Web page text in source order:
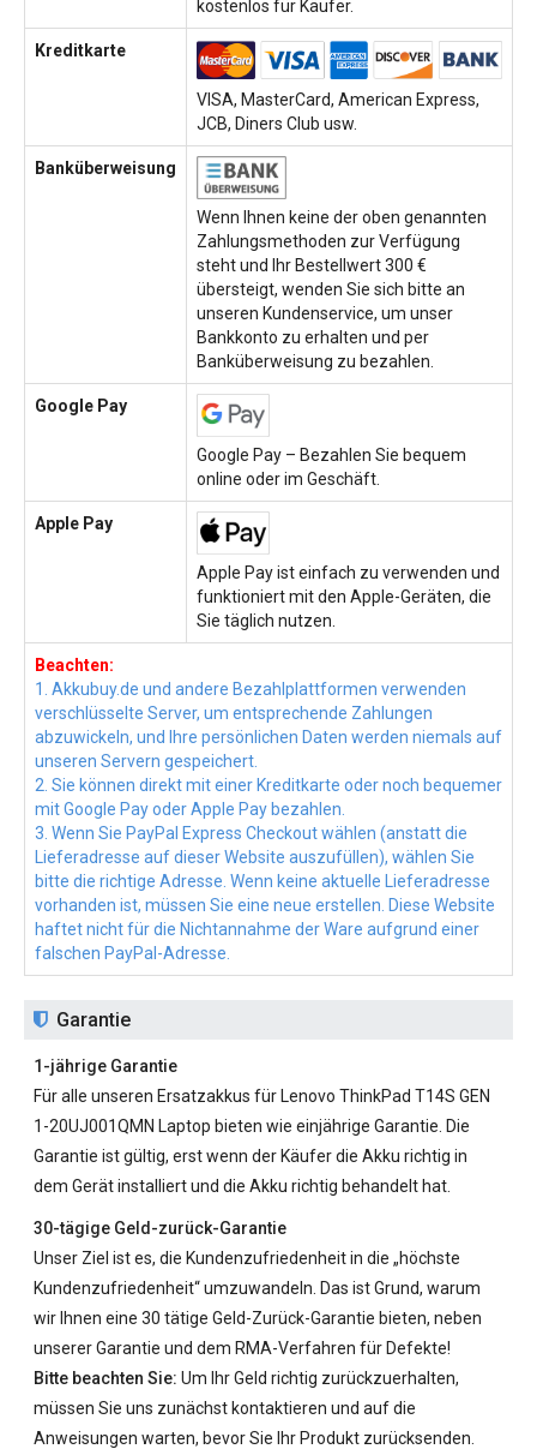
kostenlos für Käufer.
Kreditkarte
VISA, MasterCard, American Express,
JCB, Diners Club usw.
Banküberweisung
Wenn Ihnen keine der oben genannten
Zahlungsmethoden zur Verfügung
steht und Ihr Bestellwert 300 €
übersteigt, wenden Sie sich bitte an
unseren Kundenservice, um unser
Bankkonto zu erhalten und per
Banküberweisung zu bezahlen.
Google Pay
Google Pay – Bezahlen Sie bequem
online oder im Geschäft.
Apple Pay
Apple Pay ist einfach zu verwenden und
funktioniert mit den Apple-Geräten, die
Sie täglich nutzen.
Beachten:
1. Akkubuy.de und andere Bezahlplattformen verwenden
verschlüsselte Server, um entsprechende Zahlungen
abzuwickeln, und Ihre persönlichen Daten werden niemals auf
unseren Servern gespeichert.
2. Sie können direkt mit einer Kreditkarte oder noch bequemer
mit Google Pay oder Apple Pay bezahlen.
3. Wenn Sie PayPal Express Checkout wählen (anstatt die
Lieferadresse auf dieser Website auszufüllen), wählen Sie
bitte die richtige Adresse. Wenn keine aktuelle Lieferadresse
vorhanden ist, müssen Sie eine neue erstellen. Diese Website
haftet nicht für die Nichtannahme der Ware aufgrund einer
falschen PayPal-Adresse.
Garantie
1-jährige Garantie
Für alle unseren Ersatzakkus für Lenovo ThinkPad T14S GEN
1-20UJ001QMN Laptop bieten wie einjährige Garantie. Die
Garantie ist gültig, erst wenn der Käufer die Akku richtig in
dem Gerät installiert und die Akku richtig behandelt hat.
30-tägige Geld-zurück-Garantie
Unser Ziel ist es, die Kundenzufriedenheit in die „höchste
Kundenzufriedenheit“ umzuwandeln. Das ist Grund, warum
wir Ihnen eine 30 tätige Geld-Zurück-Garantie bieten, neben
unserer Garantie und dem RMA-Verfahren für Defekte!
Bitte beachten Sie: Um Ihr Geld richtig zurückzuerhalten,
müssen Sie uns zunächst kontaktieren und auf die
Anweisungen warten, bevor Sie Ihr Produkt zurücksenden.